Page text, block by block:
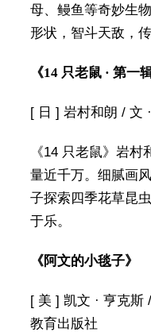
母、鳗鱼等奇妙生
形状，智斗天敌，
《14 只老鼠 · 第一
[ 日 ] 岩村和朗 / 文
《14 只老鼠》岩
量近千万。细腻画
子探索四季花草昆
于乐。
《阿文的小毯子》
[ 美 ] 凯文 · 亨克斯
教育出版社